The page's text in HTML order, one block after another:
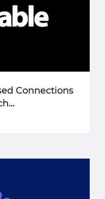
Connections